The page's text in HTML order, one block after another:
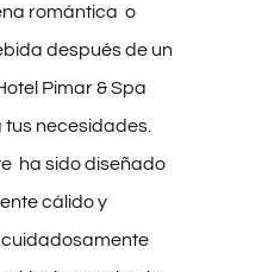
romántica o
después de un
Pimar & Spa
necesidades.
ha sido diseñado
cálido y